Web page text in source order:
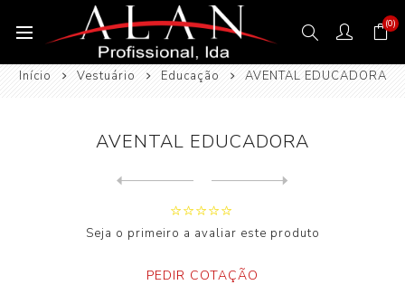
(0)
Início Vestuário Educação AVENTAL EDUCADORA
AVENTAL EDUCADORA
Seja o primeiro a avaliar este produto
PEDIR COTAÇÃO